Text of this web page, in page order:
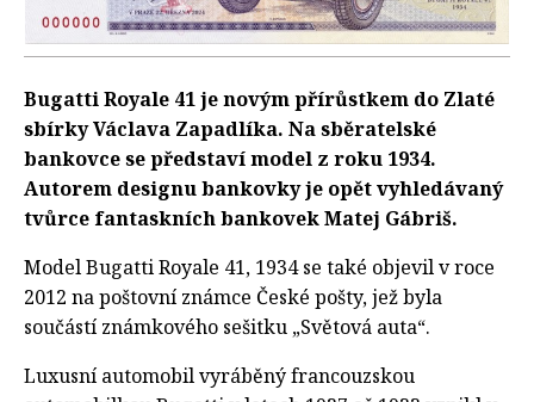
Bugatti Royale 41 je novým přírůstkem do Zlaté
sbírky Václava Zapadlíka. Na sběratelské
bankovce se představí model z roku 1934.
Autorem designu bankovky je opět vyhledávaný
tvůrce fantaskních bankovek Matej Gábriš.
Model Bugatti Royale 41, 1934 se také objevil v roce
2012 na poštovní známce České pošty, jež byla
součástí známkového sešitku „Světová auta“.
Luxusní automobil vyráběný francouzskou